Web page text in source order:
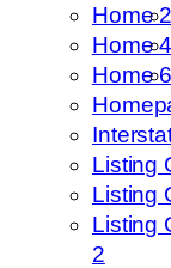
Home 2
Home 4
Home 6
Listing
Listing
Listing
2